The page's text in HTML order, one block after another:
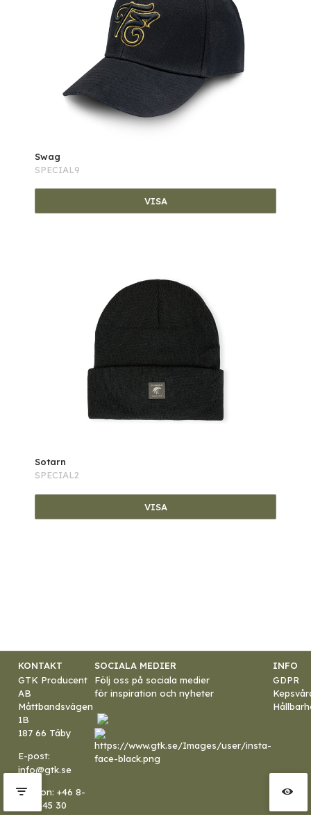
Swag
SPECIAL9
VISA
Sotarn
SPECIAL2
VISA
KONTAKT SOCIALA MEDIER
INFO
GTK Producent
AB
Måttbandsvägen
1B
187 66 Täby
E-post:
info@gtk.se
Telefon: +46 8-
544 445 30
Följ oss på sociala medier
för inspiration och nyheter
GDPR